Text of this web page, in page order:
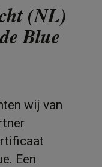
(NL)
Blue
wij van
Een